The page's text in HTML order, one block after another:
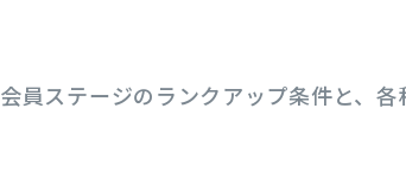
会員ステージのランクアップ条件と、各